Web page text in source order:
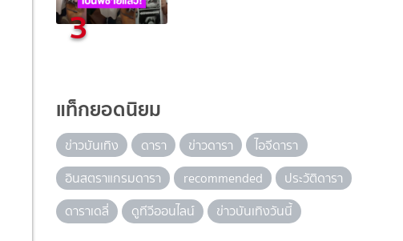
3
แท็กยอดนิยม
ข่าวบันเทิง ดารา ข่าวดารา
ไอจีดารา
อินสตราแกรมดารา
recommended
ประวัติดารา
ดาราเดลี่
ดูทีวีออนไลน์ ข่าวบันเทิงวันนี้